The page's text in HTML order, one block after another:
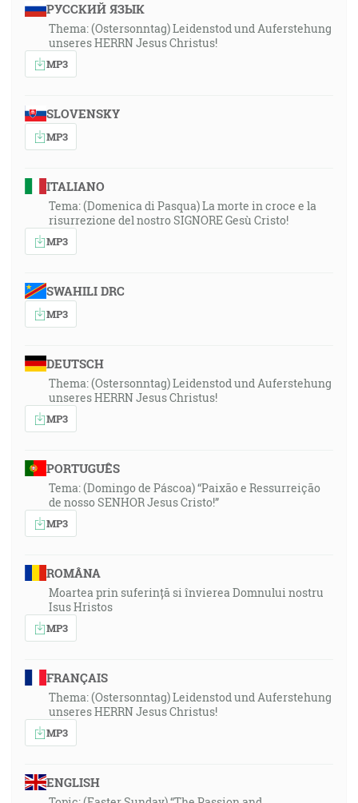
РУССКИЙ ЯЗЫК
Thema: (Ostersonntag) Leidenstod und Auferstehung
unseres HERRN Jesus Christus!
MP3
SLOVENSKY
MP3
ITALIANO
Tema: (Domenica di Pasqua) La morte in croce e la
risurrezione del nostro SIGNORE Gesù Cristo!
MP3
SWAHILI DRC
MP3
DEUTSCH
Thema: (Ostersonntag) Leidenstod und Auferstehung
unseres HERRN Jesus Christus!
MP3
PORTUGUÊS
Tema: (Domingo de Páscoa) “Paixão e Ressurreição
de nosso SENHOR Jesus Cristo!”
MP3
ROMÂNA
Moartea prin suferință si învierea Domnului nostru
Isus Hristos
MP3
FRANÇAIS
Thema: (Ostersonntag) Leidenstod und Auferstehung
unseres HERRN Jesus Christus!
MP3
ENGLISH